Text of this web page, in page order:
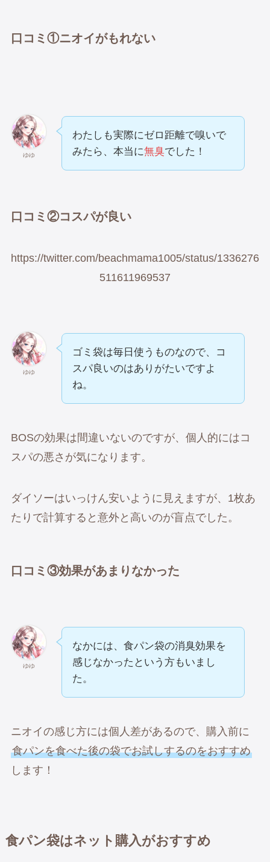
口コミ①ニオイがもれない
ゆゆ
わたしも実際にゼロ距離で嗅いで
みたら、本当に無臭でした！
口コミ②コスパが良い
https://twitter.com/beachmama1005/status/1336276
511611969537
ゆゆ
ゴミ袋は毎日使うものなので、コ
スパ良いのはありがたいですよ
ね。
BOSの効果は間違いないのですが、個人的にはコ
スパの悪さが気になります。
ダイソーはいっけん安いように見えますが、1枚あ
たりで計算すると意外と高いのが盲点でした。
口コミ③効果があまりなかった
ゆゆ
なかには、食パン袋の消臭効果を
感じなかったという方もいまし
た。
ニオイの感じ方には個人差があるので、購入前に
食パンを食べた後の袋でお試しするのをおすすめ
します！
食パン袋はネット購入がおすすめ